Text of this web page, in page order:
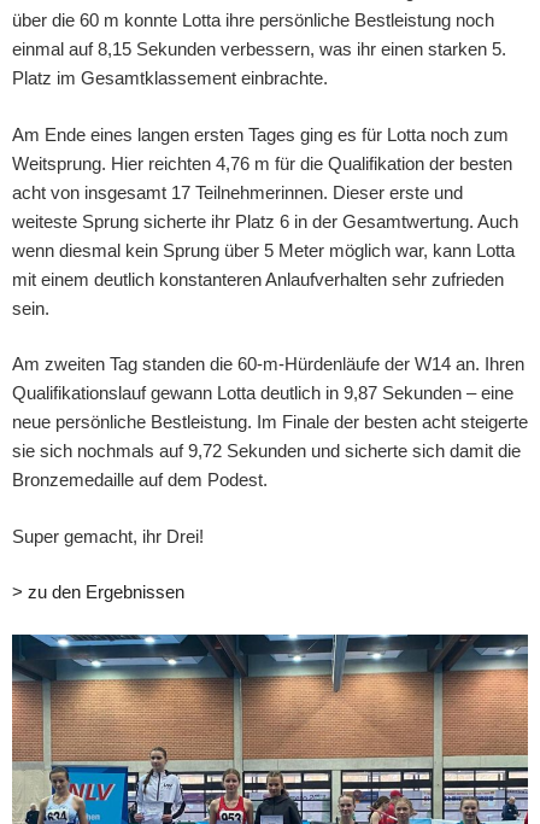
über die 60 m konnte Lotta ihre persönliche Bestleistung noch
einmal auf 8,15 Sekunden verbessern, was ihr einen starken 5.
Platz im Gesamtklassement einbrachte.
Am Ende eines langen ersten Tages ging es für Lotta noch zum
Weitsprung. Hier reichten 4,76 m für die Qualifikation der besten
acht von insgesamt 17 Teilnehmerinnen. Dieser erste und
weiteste Sprung sicherte ihr Platz 6 in der Gesamtwertung. Auch
wenn diesmal kein Sprung über 5 Meter möglich war, kann Lotta
mit einem deutlich konstanteren Anlaufverhalten sehr zufrieden
sein.
Am zweiten Tag standen die 60-m-Hürdenläufe der W14 an. Ihren
Qualifikationslauf gewann Lotta deutlich in 9,87 Sekunden – eine
neue persönliche Bestleistung. Im Finale der besten acht steigerte
sie sich nochmals auf 9,72 Sekunden und sicherte sich damit die
Bronzemedaille auf dem Podest.
Super gemacht, ihr Drei!
> zu den Ergebnissen